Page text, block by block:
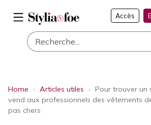
Accès
Home › Articles utiles › Pour trouver un
vend aux professionnels des vêtements
pas chers